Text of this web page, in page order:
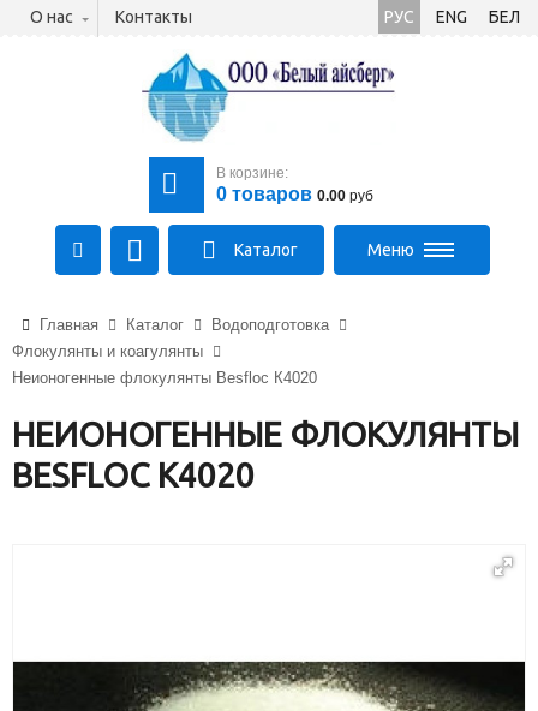
О нас Контакты РУС ENG БЕЛ
В корзине:
0 товаров 0.00 руб
+375 (29) 710-23-43
+375 (33) 315-03-03
aysberg-sales@yandex.by
Каталог Меню
Главная Каталог
Водоподготовка
Флокулянты и коагулянты
Неионогенные флокулянты Besfloc К4020
НЕИОНОГЕННЫЕ ФЛОКУЛЯНТЫ
BESFLOC К4020